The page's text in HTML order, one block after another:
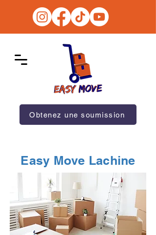
Obtenez une soumission
Easy Move Lachine